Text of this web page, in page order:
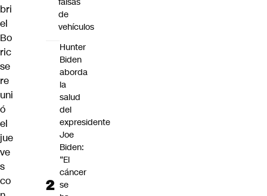
bri
el
Bo
ric
se
re
uni
ó
el
jue
ve
s
co
de
vehículos
Hunter
Biden
aborda
la
salud
del
expresidente
Joe
Biden:
“El
cáncer
se